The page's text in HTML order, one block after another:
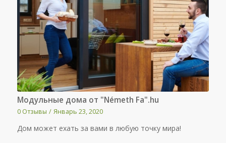
Модульные дома от "Németh Fa".hu
0 Отзывы / Январь 23, 2020
Дом может ехать за вами в любую точку мира!